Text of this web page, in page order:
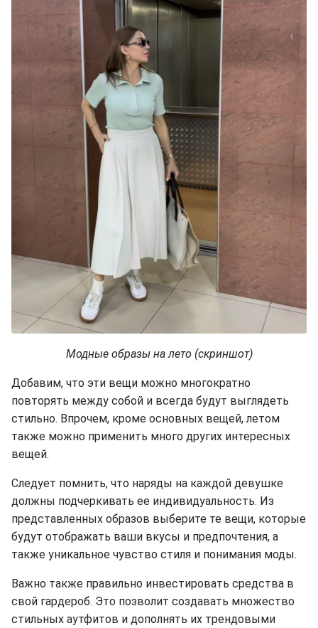
Модные образы на лето (скриншот)
Добавим, что эти вещи можно многократно
повторять между собой и всегда будут выглядеть
стильно. Впрочем, кроме основных вещей, летом
также можно применить много других интересных
вещей.
Следует помнить, что наряды на каждой девушке
должны подчеркивать ее индивидуальность. Из
представленных образов выберите те вещи, которые
будут отображать ваши вкусы и предпочтения, а
также уникальное чувство стиля и понимания моды.
Важно также правильно инвестировать средства в
свой гардероб. Это позволит создавать множество
стильных аутфитов и дополнять их трендовыми